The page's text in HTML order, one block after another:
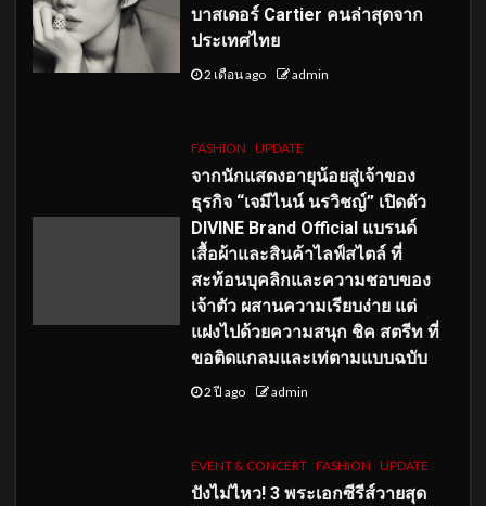
บาสเดอร์ Cartier คนล่าสุดจาก
ประเทศไทย
2 เดือน ago admin
FASHION UPDATE
จากนักแสดงอายุน้อยสู่เจ้าของ
ธุรกิจ “เจมีไนน์ นรวิชญ์” เปิดตัว
DIVINE Brand Official แบรนด์
เสื้อผ้าและสินค้าไลฟ์สไตล์ ที่
สะท้อนบุคลิกและความชอบของ
เจ้าตัว ผสานความเรียบง่าย แต่
แฝงไปด้วยความสนุก ชิค สตรีท ที่
ขอติดแกลมและเท่ตามแบบฉบับ
2 ปี ago admin
EVENT & CONCERT FASHION UPDATE
ปังไม่ไหว! 3 พระเอกซีรีส์วายสุด